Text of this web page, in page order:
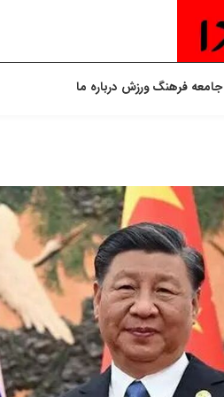
جامعه فرهنگورزش درباره ما